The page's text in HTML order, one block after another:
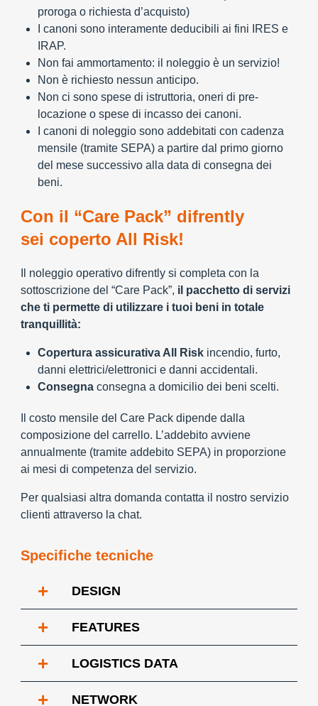
proroga o richiesta d’acquisto)
I canoni sono interamente deducibili ai fini IRES e
IRAP.
Non fai ammortamento: il noleggio è un servizio!
Non è richiesto nessun anticipo.
Non ci sono spese di istruttoria, oneri di pre-
locazione o spese di incasso dei canoni.
I canoni di noleggio sono addebitati con cadenza
mensile (tramite SEPA) a partire dal primo giorno
del mese successivo alla data di consegna dei
beni.
Con il “Care Pack” difrently
sei coperto All Risk!
Il noleggio operativo difrently si completa con la
sottoscrizione del “Care Pack”, il pacchetto di servizi
che ti permette di utilizzare i tuoi beni in totale
tranquillità:
Copertura assicurativa All Risk incendio, furto,
danni elettrici/elettronici e danni accidentali.
Consegna consegna a domicilio dei beni scelti.
Il costo mensile del Care Pack dipende dalla
composizione del carrello. L’addebito avviene
annualmente (tramite addebito SEPA) in proporzione
ai mesi di competenza del servizio.
Per qualsiasi altra domanda contatta il nostro servizio
clienti attraverso la chat.
Specifiche tecniche
+ DESIGN
+ FEATURES
+ LOGISTICS DATA
+ NETWORK